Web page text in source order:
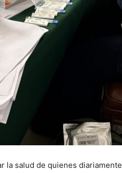
la salud de quienes